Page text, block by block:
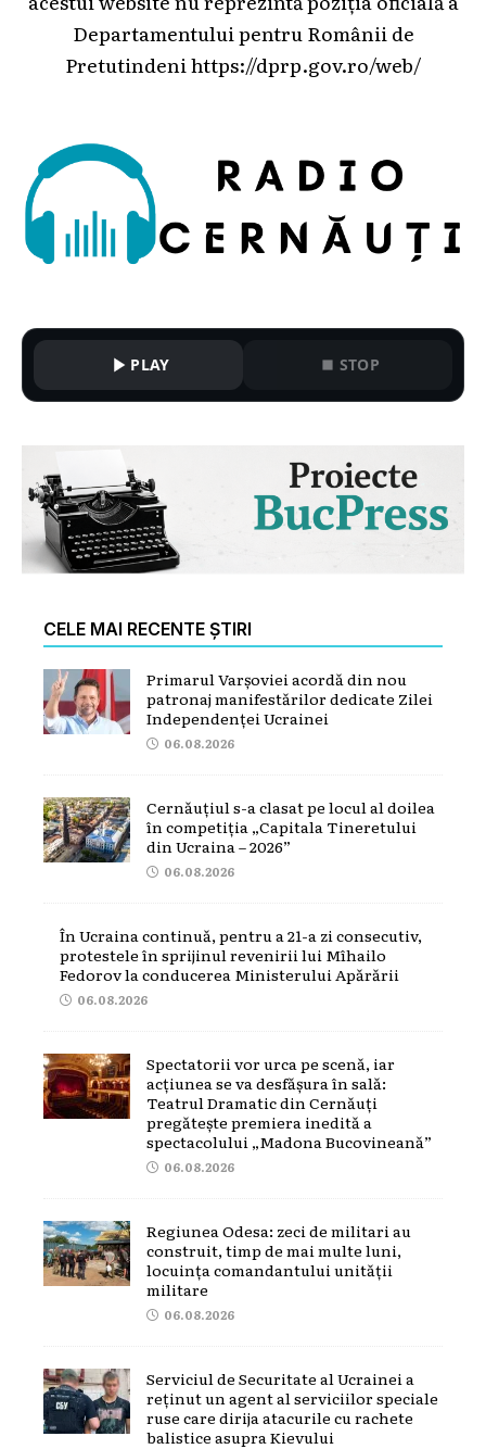
Departamentului pentru Românii de
Pretutindeni https://dprp.gov.ro/web/
PLAY STOP
CELE MAI RECENTE ȘTIRI
Primarul Varșoviei acordă din nou
patronaj manifestărilor dedicate Zilei
Independenței Ucrainei
06.08.2026
Cernăuțiul s-a clasat pe locul al doilea
în competiția „Capitala Tineretului
din Ucraina – 2026”
06.08.2026
În Ucraina continuă, pentru a 21-a zi consecutiv,
protestele în sprijinul revenirii lui Mîhailo
Fedorov la conducerea Ministerului Apărării
06.08.2026
Spectatorii vor urca pe scenă, iar
acțiunea se va desfășura în sală:
Teatrul Dramatic din Cernăuți
pregătește premiera inedită a
spectacolului „Madona Bucovineană”
06.08.2026
Regiunea Odesa: zeci de militari au
construit, timp de mai multe luni,
locuința comandantului unității
militare
06.08.2026
Serviciul de Securitate al Ucrainei a
reținut un agent al serviciilor speciale
ruse care dirija atacurile cu rachete
balistice asupra Kievului